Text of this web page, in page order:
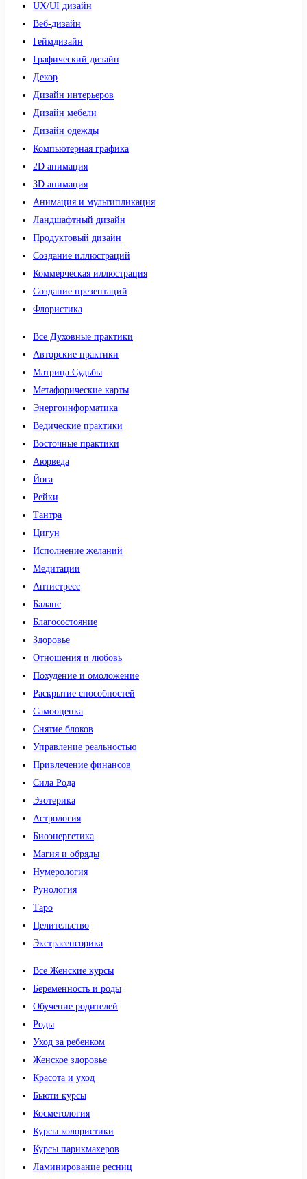
UX/UI дизайн
Веб-дизайн
Геймдизайн
Графический дизайн
Декор
Дизайн интерьеров
Дизайн мебели
Дизайн одежды
Компьютерная графика
2D анимация
3D анимация
Анимация и мультипликация
Ландшафтный дизайн
Продуктовый дизайн
Создание иллюстраций
Коммерческая иллюстрация
Создание презентаций
Флористика
Все Духовные практики
Авторские практики
Матрица Судьбы
Метафорические карты
Энергоинформатика
Ведические практики
Восточные практики
Аюрведа
Йога
Рейки
Тантра
Цигун
Исполнение желаний
Медитации
Антистресс
Баланс
Благосостояние
Здоровье
Отношения и любовь
Похудение и омоложение
Раскрытие способностей
Самооценка
Снятие блоков
Управление реальностью
Привлечение финансов
Сила Рода
Эзотерика
Астрология
Биоэнергетика
Магия и обряды
Нумерология
Рунология
Таро
Целительство
Экстрасенсорика
Все Женские курсы
Беременность и роды
Обучение родителей
Роды
Уход за ребенком
Женское здоровье
Красота и уход
Бьюти курсы
Косметология
Курсы колористики
Курсы парикмахеров
Ламинирование ресниц